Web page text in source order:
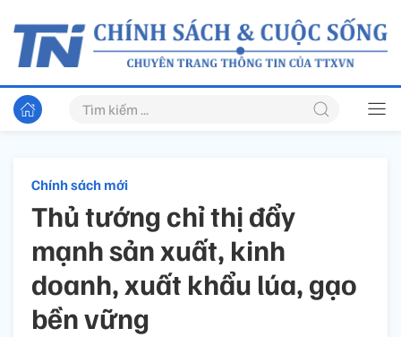
Chính sách mới
Thủ tướng chỉ thị đẩy
mạnh sản xuất, kinh
doanh, xuất khẩu lúa, gạo
bền vững